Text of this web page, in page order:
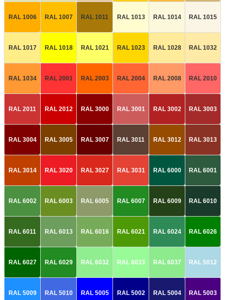
RAL 1006 RAL 1007 RAL 1011 RAL 1013 RAL 1014 RAL 1015
RAL 1017 RAL 1018 RAL 1021 RAL 1023 RAL 1028 RAL 1032
RAL 1034 RAL 2001 RAL 2003 RAL 2004 RAL 2008 RAL 2010
RAL 2011 RAL 2012 RAL 3000 RAL 3001 RAL 3002 RAL 3003
RAL 3004 RAL 3005 RAL 3007 RAL 3011 RAL 3012 RAL 3013
RAL 3014 RAL 3020 RAL 3027 RAL 3031 RAL 6000 RAL 6001
RAL 6002 RAL 6003 RAL 6005 RAL 6007 RAL 6009 RAL 6010
RAL 6011 RAL 6013 RAL 6016 RAL 6021 RAL 6024 RAL 6026
RAL 6027 RAL 6029 RAL 6032 RAL 6033 RAL 6037 RAL 5012
RAL 5009 RAL 5010 RAL 5005 RAL 5002 RAL 5004 RAL 5003